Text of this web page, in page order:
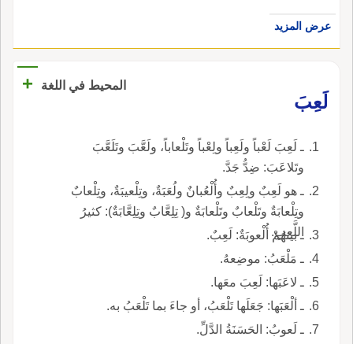
عرض المزيد
المحيط في اللغة
+
لَعِبَ
ـ لَعِبَ لَعْباً ولَعِباً ولِعْباً وتَلْعاباً، ولَعَّبَ وتَلَعَّبَ
وتَلاعَبَ: ضِدُّ جَدَّ.
ـ هو لَعِبٌ ولِعِبٌ وأُلْعُبانٌ ولُعَبَةٌ، وتِلْعيبَةٌ، وتِلْعابٌ
وتِلْعابَةٌ وتَلْعابٌ وتَلْعابَةٌ و( تِلِعَّابٌ وتِلِعَّابَةٌ): كثيرُ
اللَّعِبِ.
ـ بينهُمْ أُلْعوبَةٌ: لَعِبٌ.
ـ مَلْعَبُ: موضِعهُ.
ـ لاعَبَها: لَعِبَ معَها.
ـ ألْعَبَها: جَعَلَها تَلْعَبُ، أو جاءَ بما تَلْعَبُ به.
ـ لَعوبُ: الحَسَنَةُ الدَّلِّ.